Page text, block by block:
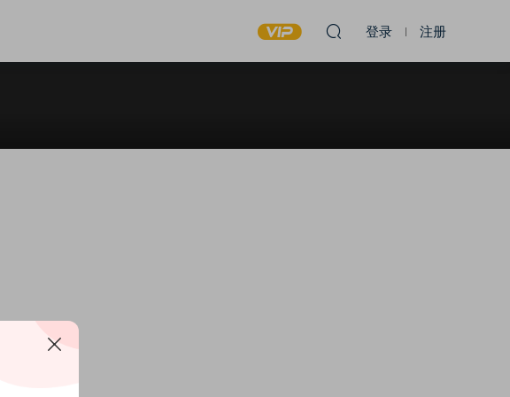
登录 注册